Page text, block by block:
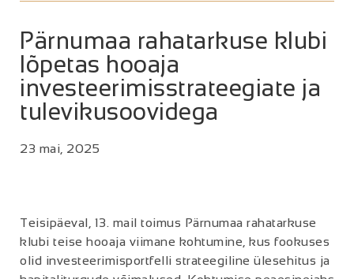
Pärnumaa rahatarkuse klubi
lõpetas hooaja
investeerimisstrateegiate ja
tulevikusoovidega
23 mai, 2025
Teisipäeval, 13. mail toimus Pärnumaa rahatarkuse
klubi teise hooaja viimane kohtumine, kus fookuses
olid investeerimisportfelli strateegiline ülesehitus ja